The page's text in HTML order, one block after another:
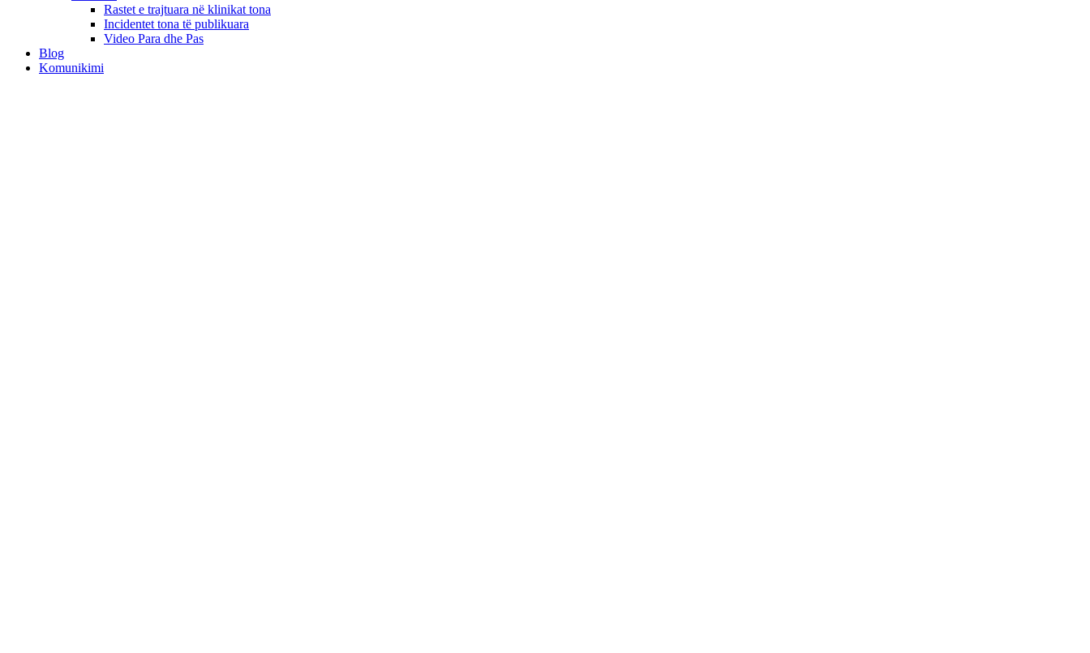
Rastet e trajtuara në klinikat tona
Incidentet tona të publikuara
Video Para dhe Pas
Blog
Komunikimi